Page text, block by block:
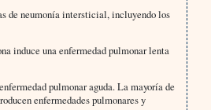
de neumonía intersticial, incluyendo los
induce una enfermedad pulmonar lenta
pulmonar aguda. La mayoría de
enfermedades pulmonares y